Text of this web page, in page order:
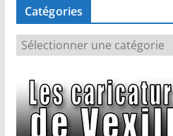
Catégories
é
g
o